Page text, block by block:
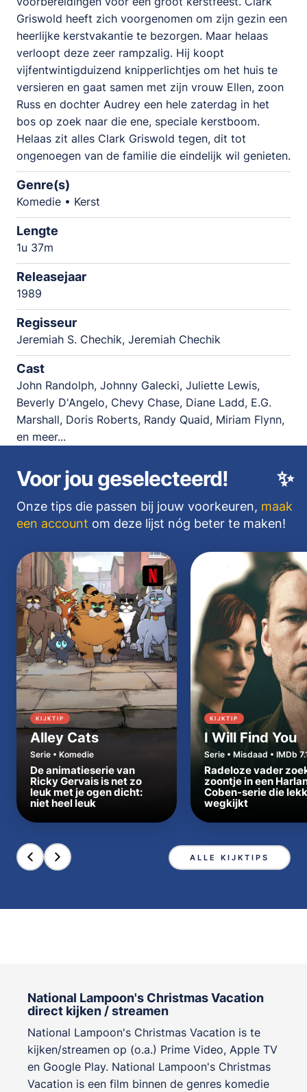
Griswold heeft zich voorgenomen om zijn gezin een
heerlijke kerstvakantie te bezorgen. Maar helaas
verloopt deze zeer rampzalig. Hij koopt
vijfentwintigduizend knipperlichtjes om het huis te
versieren en gaat samen met zijn vrouw Ellen, zoon
Russ en dochter Audrey een hele zaterdag in het
bos op zoek naar die ene, speciale kerstboom.
Helaas zit alles Clark Griswold tegen, dit tot
ongenoegen van de familie die eindelijk wil genieten.
Genre(s)
Komedie • Kerst
Lengte
1u 37m
Releasejaar
1989
Regisseur
Jeremiah S. Chechik, Jeremiah Chechik
Cast
John Randolph, Johnny Galecki, Juliette Lewis,
Beverly D'Angelo, Chevy Chase, Diane Ladd, E.G.
Marshall, Doris Roberts, Randy Quaid, Miriam Flynn,
en meer...
✨
Voor jou geselecteerd!
Onze tips die passen bij jouw voorkeuren, maak
een account om deze lijst nóg beter te maken!
KIJKTIP
Alley Cats
Serie • Komedie
De animatieserie van
Ricky Gervais is net zo
leuk met je ogen dicht:
niet heel leuk
KIJKTIP
I Will Find You
Serie • Misdaad • IMDb
Radeloze vader
zoontje in een
Coben-serie die
wegkijkt
ALLE KIJKTIPS
National Lampoon's Christmas Vacation
direct kijken / streamen
National Lampoon's Christmas Vacation is te
kijken/streamen op (o.a.) Prime Video, Apple TV
en Google Play. National Lampoon's Christmas
Vacation is een film binnen de genres komedie